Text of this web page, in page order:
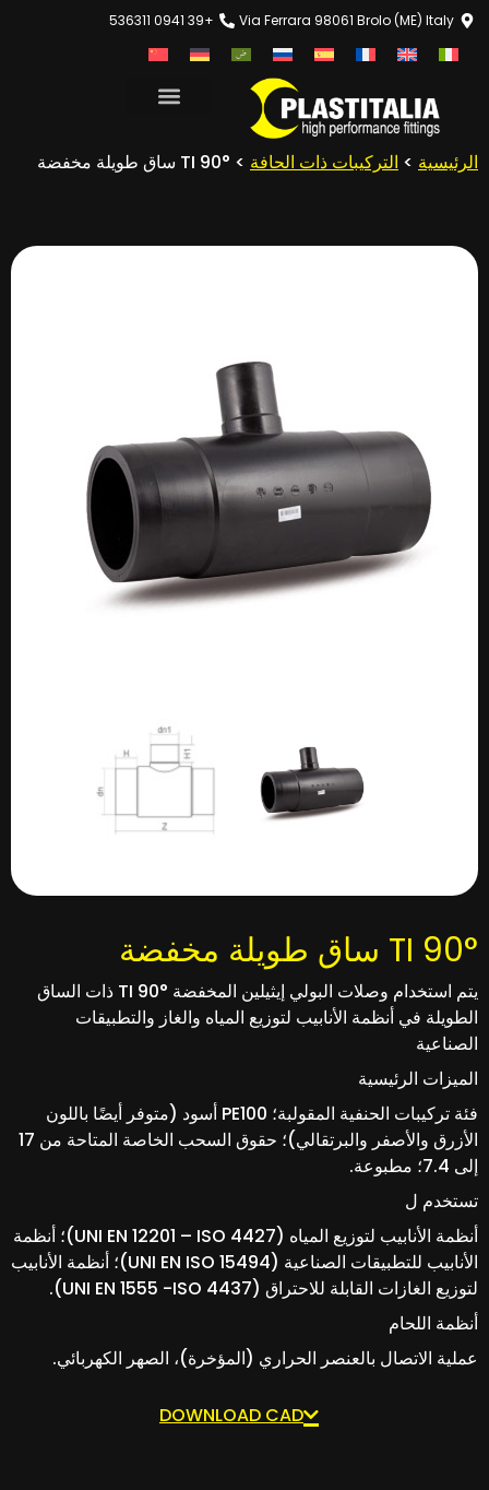
Via Ferrara 98061 Brolo (ME) Italy
+39 0941 536311
الرئيسية > التركيبات ذات الحافة > TI 90° ساق طويلة مخفضة
TI 90° ساق طويلة مخفضة
يتم استخدام وصلات البولي إيثيلين المخفضة TI 90° ذات الساق
الطويلة في أنظمة الأنابيب لتوزيع المياه والغاز والتطبيقات
الصناعية
الميزات الرئيسية
فئة تركيبات الحنفية المقولبة؛ PE100 أسود (متوفر أيضًا باللون
الأزرق والأصفر والبرتقالي)؛ حقوق السحب الخاصة المتاحة من 17
إلى 7.4؛ مطبوعة.
تستخدم ل
أنظمة الأنابيب لتوزيع المياه (UNI EN 12201 – ISO 4427)؛ أنظمة
الأنابيب للتطبيقات الصناعية (UNI EN ISO 15494)؛ أنظمة الأنابيب
لتوزيع الغازات القابلة للاحتراق (UNI EN 1555 -ISO 4437).
أنظمة اللحام
عملية الاتصال بالعنصر الحراري (المؤخرة)، الصهر الكهربائي.
DOWNLOAD CAD